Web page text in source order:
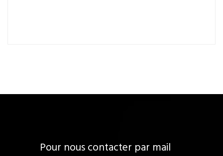
Pour nous contacter par mail